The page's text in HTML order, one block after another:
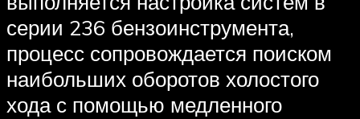
серии 236 бензоинструмента,
процесс сопровождается поиском
наибольших оборотов холостого
хода с помощью медленного